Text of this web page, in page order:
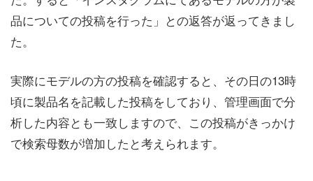
品についての投稿を行った」との返答が返ってきまし
た。
実際にモデルの方の投稿を確認すると、その日の13時
頃に製品名を記載した投稿をしており、管理画面で分
析した内容とも一致しますので、この投稿がきっかけ
で検索母数が増加したと考えられます。